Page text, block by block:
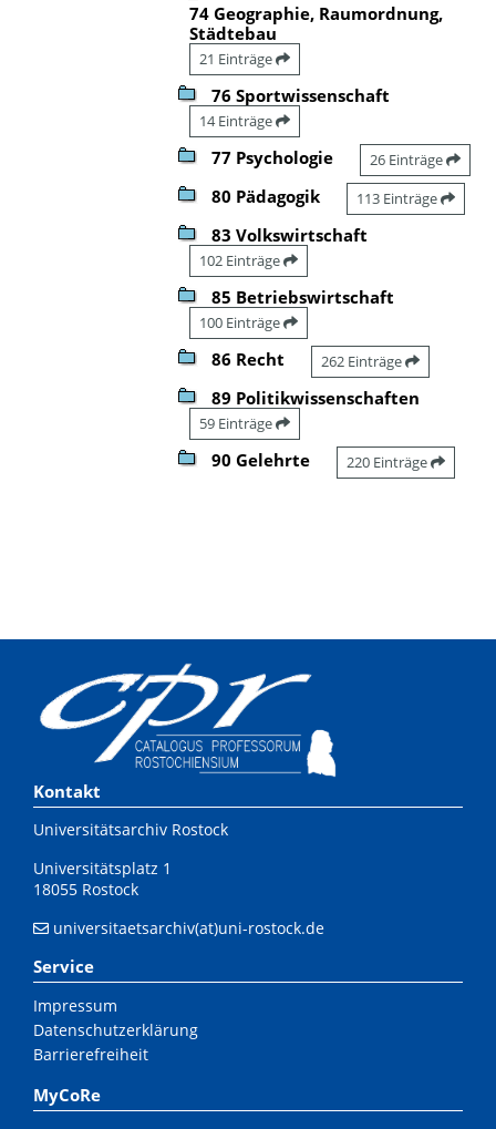
74 Geographie, Raumordnung,
Städtebau
21 Einträge
76 Sportwissenschaft
14 Einträge
77 Psychologie 26 Einträge
80 Pädagogik 113 Einträge
83 Volkswirtschaft
102 Einträge
85 Betriebswirtschaft
100 Einträge
86 Recht 262 Einträge
89 Politikwissenschaften
59 Einträge
90 Gelehrte 220 Einträge
Kontakt
Universitätsarchiv Rostock
Universitätsplatz 1
18055 Rostock
universitaetsarchiv(at)uni-rostock.de
Service
Impressum
Datenschutzerklärung
Barrierefreiheit
MyCoRe